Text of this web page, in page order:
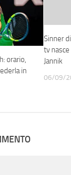
orario,
in
Sinner
tv
Jannik
06/09/